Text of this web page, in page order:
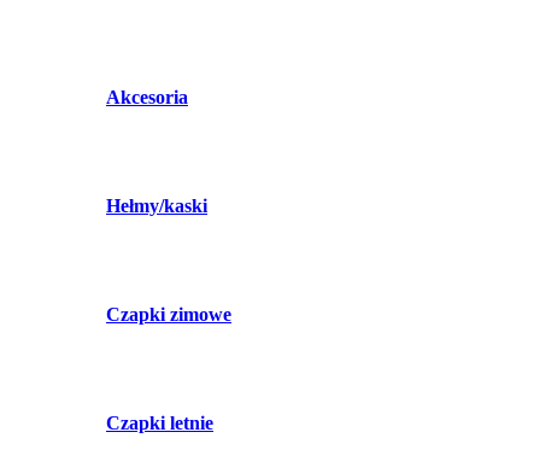
Akcesoria
Hełmy/kaski
Czapki zimowe
Czapki letnie